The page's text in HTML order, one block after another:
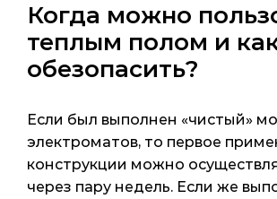
Когда можно
теплым полом и
обезопасить?
Если был выполнен «чистый»
электроматов, то первое
конструкции можно
через пару недель. Если же